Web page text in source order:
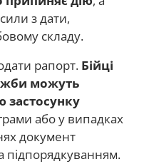
з дати,
складу.
рапорт. Бійці
можуть
застосунку
або у випадках
документ
підпорядкуванням.